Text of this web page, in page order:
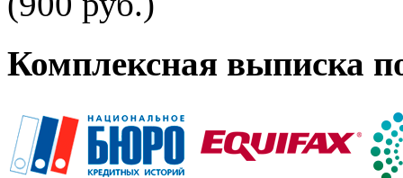
Комплексная выписка